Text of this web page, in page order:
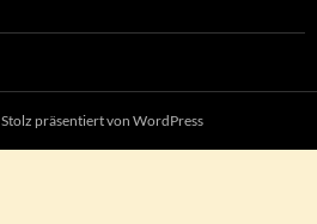
Stolz präsentiert von WordPress